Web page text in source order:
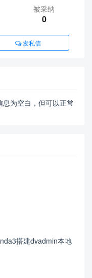
被采纳
0
发私信
为空白，但可以正常
搭建dvadmin本地